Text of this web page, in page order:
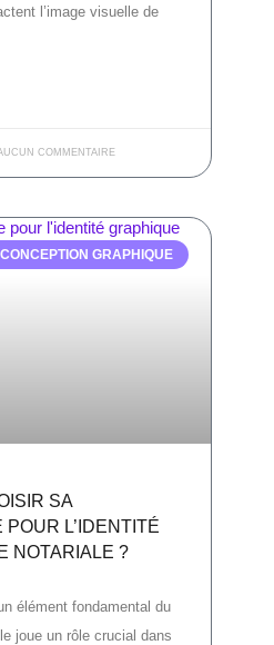
l’image visuelle de
COMMENTAIRE
CONCEPTION GRAPHIQUE
SA
L’IDENTITÉ
NOTARIALE ?
élément fondamental du
joue un rôle crucial dans